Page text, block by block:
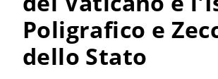
Poligrafico e
dello Stato